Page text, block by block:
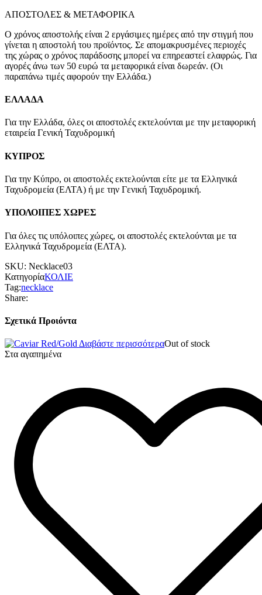
ΑΠΟΣΤΟΛΕΣ & ΜΕΤΑΦΟΡΙΚΑ
Ο χρόνος αποστολής είναι 2 εργάσιμες ημέρες από την στιγμή που
γίνεται η αποστολή του προϊόντος. Σε απομακρυσμένες περιοχές
της χώρας ο χρόνος παράδοσης μπορεί να επηρεαστεί ελαφρώς. Για
αγορές άνω των 50 ευρώ τα μεταφορικά είναι δωρεάν. (Οι
παραπάνω τιμές αφορούν την Ελλάδα.)
ΕΛΛΑΔΑ
Για την Ελλάδα, όλες οι αποστολές εκτελούνται με την μεταφορική
εταιρεία Γενική Ταχυδρομική
ΚΥΠΡΟΣ
Για την Κύπρο, οι αποστολές εκτελούνται είτε με τα Ελληνικά
Ταχυδρομεία (ΕΛΤΑ) ή με την Γενική Ταχυδρομική.
ΥΠΟΛΟΙΠΕΣ ΧΩΡΕΣ
Για όλες τις υπόλοιπες χώρες, οι αποστολές εκτελούνται με τα
Ελληνικά Ταχυδρομεία (ΕΛΤΑ).
SKU: Necklace03
ΚατηγορίαΚΟΛΙΕ
Tag:necklace
Share:
Σχετικά Προιόντα
Διαβάστε περισσότεραOut of stock
Στα αγαπημένα